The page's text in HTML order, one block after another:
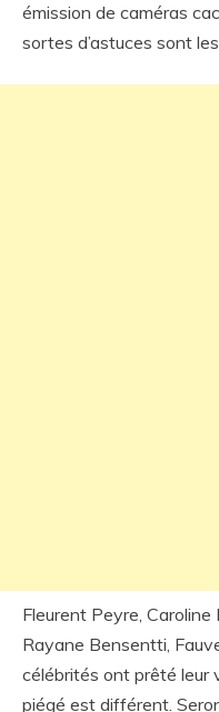
émission de caméras
sortes d’astuces sont
Fleurent Peyre, Caroline
Rayane Bensentti,
célébrités ont prêté leur
piégé est différent.